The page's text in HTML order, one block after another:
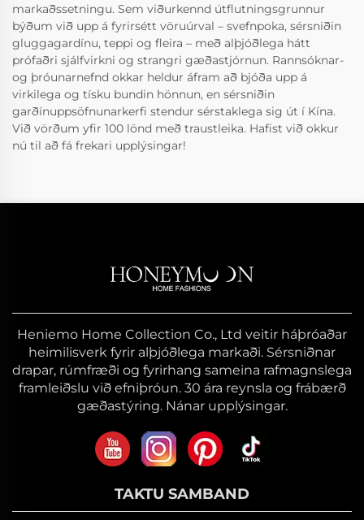
markaðssetningu. Sem viðurkennd útflutningsgrunnur
býðum við upp á fyrirsétt vöruúrval – svefnpoka, sérsniðin
gluggagardínu, teppi og fleira – með alþjóðlega hátt
prófaðri sjálfvirkni og strangri gæðastjórnun. Rannsóknar-
og þróunarnefnd okkar heldur áfram að bjóða upp á
virkilega og tísku bundin hönnun, en sérsniðin
garðínuppsöfnunarkerfi stendur sérstaklega sig út í Kína.
Við vörðum yfir 100 lönd með traustleika. Hafist við okkur
nú til að fá frekari upplýsingar!
Heniemo Home Collection Co., Ltd veitir háþróaðar
heimilisverk fyrir alþjóðlega markaði. Sérsniðnar
drapar, rúmfræði og fyrirhang sameina rafmagnslega
framleiðslu við efniþróun. 30 ára reynsla og frábærð
gæðastýring. Nánar upplýsingar.
TAKTU SAMBAND